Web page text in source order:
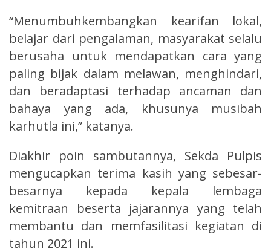
“Menumbuhkembangkan kearifan lokal,
belajar dari pengalaman, masyarakat selalu
berusaha untuk mendapatkan cara yang
paling bijak dalam melawan, menghindari,
dan beradaptasi terhadap ancaman dan
bahaya yang ada, khusunya musibah
karhutla ini,” katanya.
Diakhir poin sambutannya, Sekda Pulpis
mengucapkan terima kasih yang sebesar-
besarnya kepada kepala lembaga
kemitraan beserta jajarannya yang telah
membantu dan memfasilitasi kegiatan di
tahun 2021 ini.